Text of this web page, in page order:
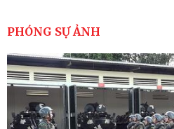
cao sức mạnh chiến đấu
Tiểu đoàn Thiết giáp hoàn
thuật có bắn đạn thật
Nơi sinh viên rèn ý trí,
PHÓNG SỰ ẢNH